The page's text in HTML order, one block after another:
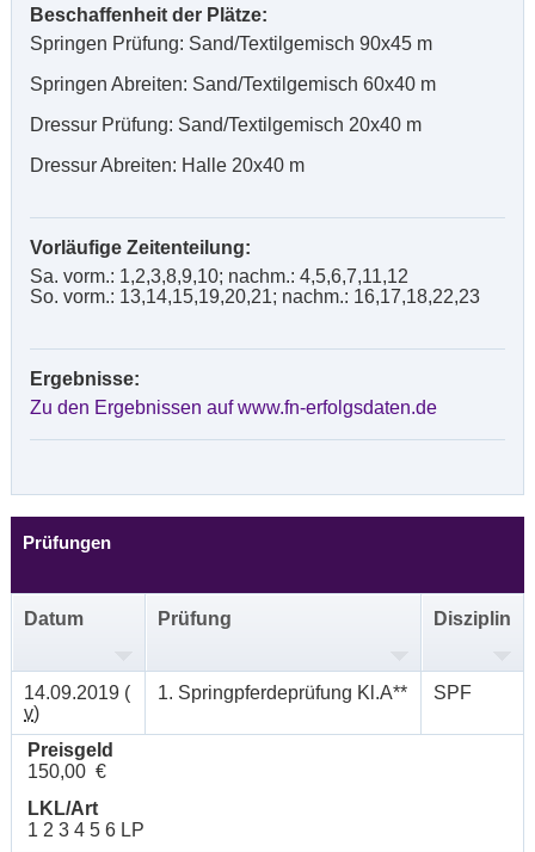
Beschaffenheit der Plätze:
Springen Prüfung: Sand/Textilgemisch 90x45 m
Springen Abreiten: Sand/Textilgemisch 60x40 m
Dressur Prüfung: Sand/Textilgemisch 20x40 m
Dressur Abreiten: Halle 20x40 m
Vorläufige Zeitenteilung:
Sa. vorm.: 1,2,3,8,9,10; nachm.: 4,5,6,7,11,12
So. vorm.: 13,14,15,19,20,21; nachm.: 16,17,18,22,23
Ergebnisse:
Zu den Ergebnissen auf www.fn-erfolgsdaten.de
Prüfungen
Datum Prüfung Disziplin
14.09.2019 (
v)
1. Springpferdeprüfung Kl.A** SPF
Preisgeld
150,00 €
LKL/Art
1 2 3 4 5 6 LP